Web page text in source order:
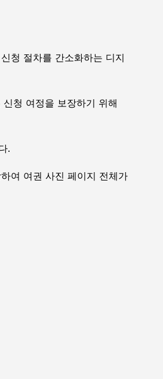
청 절차를 간소화하는 디지
청 여정을 보장하기 위해
.
여 여권 사진 페이지 전체가